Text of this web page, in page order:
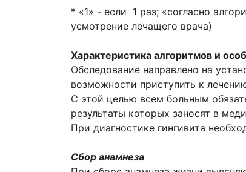
* «1» - если 1 раз; «согласно
усмотрение лечащего врача)
Характеристика алгоритмов и
Обследование направлено на
возмож­ности приступить к
С этой целью всем больным
результаты которых заносят в
При диагностике гингивита
Сбор анамнеза